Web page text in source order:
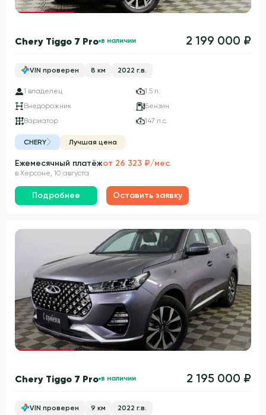
Гарантия 3 года
Chery Tiggo 7 Pro в наличии 2 199 000 ₽
VIN проверен 8 км 2022 г.в.
1 владелец
1.5 л.
Внедорожник
Бензин
Вариатор
147 л.с.
CHERY Лучшая цена
Ежемесячный платёжот 26 323 ₽/мес.
в Херсоне, 10 августа
Подробнее Оставить заявку
Гарантия 3 года
Chery Tiggo 7 Pro в наличии 2 195 000 ₽
VIN проверен 9 км 2022 г.в.